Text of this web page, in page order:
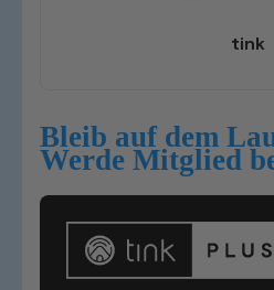
tink
Bleib auf dem
Werde Mitglied